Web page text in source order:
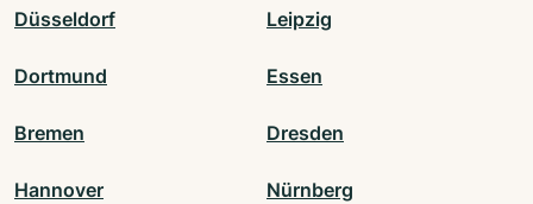
Düsseldorf Leipzig
Dortmund Essen
Bremen Dresden
Hannover Nürnberg